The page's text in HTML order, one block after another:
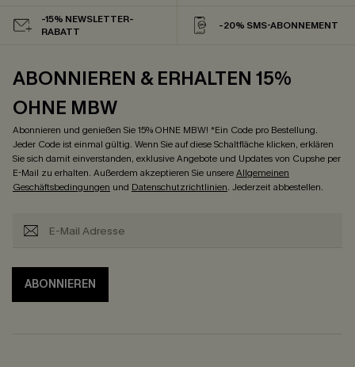
-15% NEWSLETTER-
RABATT
-20% SMS-ABONNEMENT
ABONNIEREN & ERHALTEN 15%
OHNE MBW
Abonnieren und genießen Sie 15% OHNE MBW! *Ein Code pro Bestellung.
Jeder Code ist einmal gültig. Wenn Sie auf diese Schaltfläche klicken, erklären
Sie sich damit einverstanden, exklusive Angebote und Updates von Cupshe per
E-Mail zu erhalten. Außerdem akzeptieren Sie unsereAllgemeinen
Geschäftsbedingungen und Datenschutzrichtlinien. Jederzeit abbestellen.
ABONNIEREN